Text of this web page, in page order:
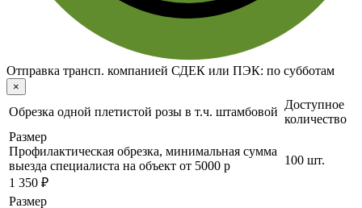
Отправка трансп. компанией СДЕК или ПЭК: по субботам
×
Обрезка одной плетистой розы в т.ч. штамбовой
Доступное
количество
Размер
Профилактическая обрезка, минимальная сумма
выезда специалиста на объект от 5000 р
1 350 ₽
100 шт.
Размер